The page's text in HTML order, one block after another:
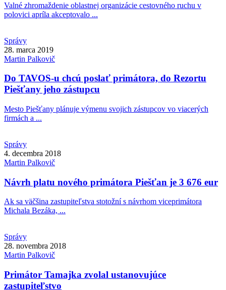
Valné zhromaždenie oblastnej organizácie cestovného ruchu v
polovici apríla akceptovalo ...
Správy
28. marca 2019
Martin Palkovič
Do TAVOS-u chcú poslať primátora, do Rezortu
Piešťany jeho zástupcu
Mesto Piešťany plánuje výmenu svojich zástupcov vo viacerých
firmách a ...
Správy
4. decembra 2018
Martin Palkovič
Návrh platu nového primátora Piešťan je 3 676 eur
Ak sa väčšina zastupiteľstva stotožní s návrhom viceprimátora
Michala Bezáka, ...
Správy
28. novembra 2018
Martin Palkovič
Primátor Tamajka zvolal ustanovujúce
zastupiteľstvo